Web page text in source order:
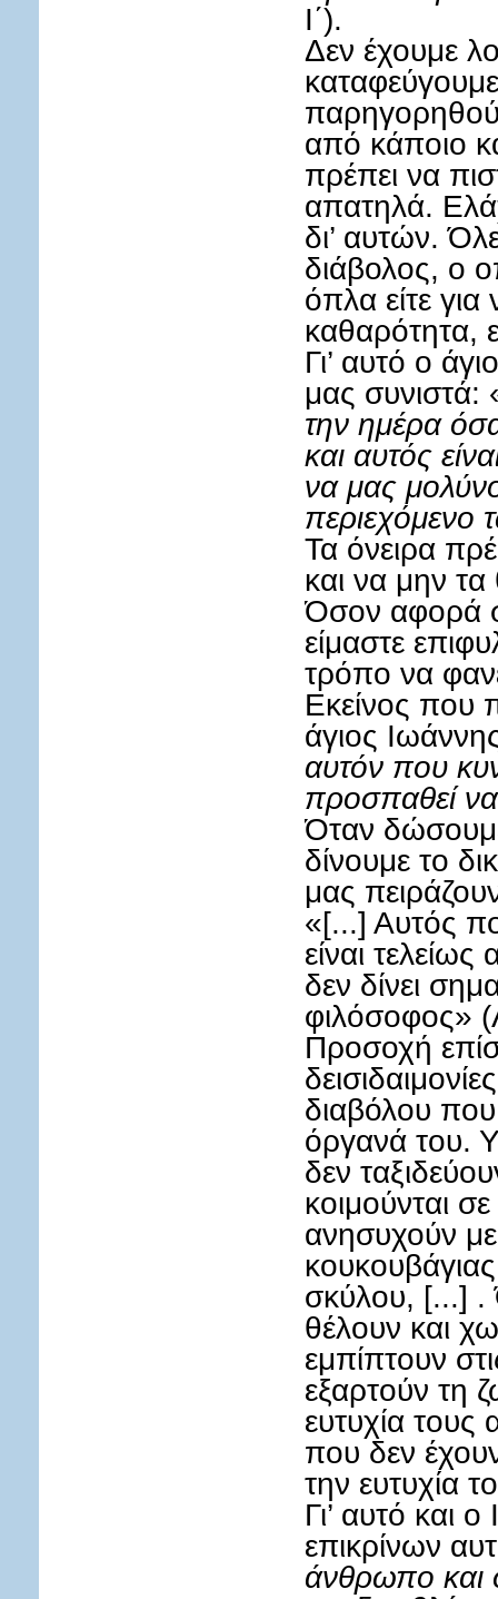
Ι΄).
Δεν έχουμε
καταφεύγουμε
από κάποιο
πρέπει να
απατηλά.
δι’ αυτών.
διάβολος, ο
όπλα είτε
καθαρότητα,
Γι’ αυτό ο
μας συνιστά:
την ημέρα
και αυτός
να μας
περιεχόμενο
Τα όνειρα
και να μην τα
Όσον αφορά
είμαστε
τρόπο να
Εκείνος που
άγιος
αυτόν που
προσπαθεί να
Όταν
δίνουμε το
μας
«[...] Αυτός
είναι
δεν δίνει
φιλόσοφος»
Προσοχή
διαβόλου
όργανά του.
δεν
κοιμούνται
ανησυχούν
σκύλου, [...] .
θέλουν και
εμπίπτουν
εξαρτούν τη
ευτυχία
που δεν
την ευτυχία
Γι’ αυτό και
επικρίνων
άνθρωπο και